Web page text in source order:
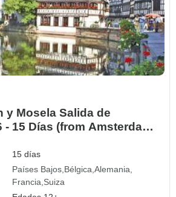
y Mosela Salida de
- 15 Días (from Amsterdam
15 días
Países Bajos Bélgica Alemania
Francia Suiza